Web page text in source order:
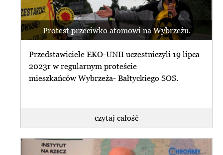
Protest przeciwko atomowi na Wybrzeżu.
Przedstawiciele EKO-UNII uczestniczyli 19 lipca
2023r w regularnym proteście
mieszkańców Wybrzeża- Bałtyckiego SOS.
czytaj całość